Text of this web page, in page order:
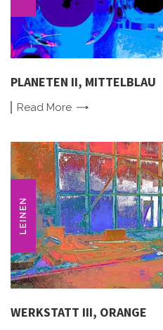
PLANETEN II, MITTELBLAU
Read More
LEINEN
WERKSTATT III, ORANGE